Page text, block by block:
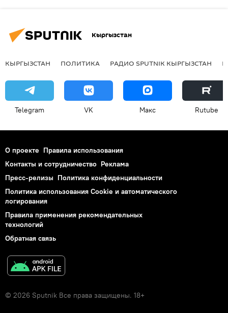
Кыргызстан
КЫРГЫЗСТАН ПОЛИТИКА РАДИО SPUTNIK КЫРГЫЗСТАН
Telegram VK Макс Rutube
О проекте Правила использования
Контакты и сотрудничество Реклама
Пресс-релизы Политика конфиденциальности
Политика использования Cookie и автоматического
логирования
Правила применения рекомендательных
технологий
Обратная связь
© 2026 Sputnik Все права защищены. 18+